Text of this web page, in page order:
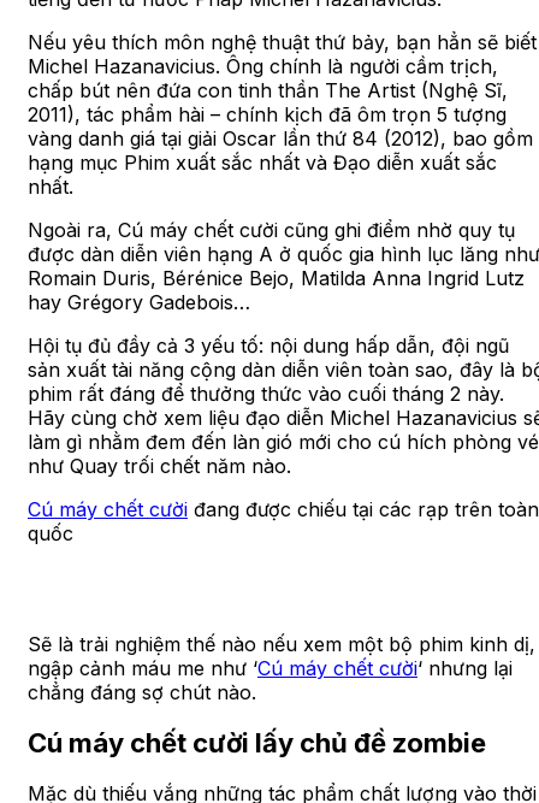
Nếu yêu thích môn nghệ thuật thứ bảy, bạn hẳn sẽ biết
Michel Hazanavicius. Ông chính là người cầm trịch,
chấp bút nên đứa con tinh thần The Artist (Nghệ Sĩ,
2011), tác phẩm hài – chính kịch đã ôm trọn 5 tượng
vàng danh giá tại giải Oscar lần thứ 84 (2012), bao gồm
hạng mục Phim xuất sắc nhất và Đạo diễn xuất sắc
nhất.
Ngoài ra, Cú máy chết cười cũng ghi điểm nhờ quy tụ
được dàn diễn viên hạng A ở quốc gia hình lục lăng như
Romain Duris, Bérénice Bejo, Matilda Anna Ingrid Lutz
hay Grégory Gadebois…
Hội tụ đủ đầy cả 3 yếu tố: nội dung hấp dẫn, đội ngũ
sản xuất tài năng cộng dàn diễn viên toàn sao, đây là
phim rất đáng để thưởng thức vào cuối tháng 2 này.
Hãy cùng chờ xem liệu đạo diễn Michel Hazanavicius
làm gì nhằm đem đến làn gió mới cho cú hích phòng vé
như Quay trối chết năm nào.
Cú máy chết cười đang được chiếu tại các rạp trên toàn
quốc
Sẽ là trải nghiệm thế nào nếu xem một bộ phim kinh dị,
ngập cảnh máu me như ‘Cú máy chết cười‘ nhưng lại
chẳng đáng sợ chút nào.
Cú máy chết cười lấy chủ đề zombie
Mặc dù thiếu vắng những tác phẩm chất lượng vào thời